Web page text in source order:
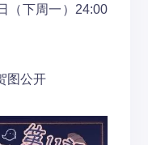
（下周一）24:00